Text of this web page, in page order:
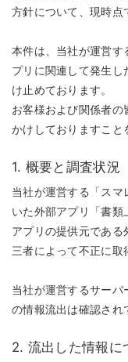
方針について、現時点
本件は、当社が運営す
プリに関連して発生
け止めております。
お客様および関係者
かけしておりますこと
1. 概要と調査状況
当社が運営する「ス
いた外部アプリ「書類
アプリの提供元であ
三者によって不正に取
当社が運営するサーバ
の情報流出は確認され
2. 流出した情報に